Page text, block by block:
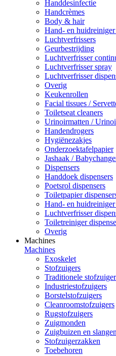
Handdesinfectie
Handcrèmes
Body & hair
Hand- en huidreiniger
Luchtverfrissers
Geurbestrijding
Luchtverfrisser
Luchtverfrisser spray
Luchtverfrisser
Overig
Keukenrollen
Facial tissues /
Toiletseat cleaners
Urinoirmatten /
Handendrogers
Hygiënezakjes
Onderzoektafelpapier
Jashaak /
Dispensers
Handdoek dispensers
Poetsrol dispensers
Toiletpapier
Hand- en huidreiniger
Luchtverfrisser
Toiletreiniger
Overig
Machines
Machines
Exoskelet
Stofzuigers
Traditionele
Industriestofzuigers
Borstelstofzuigers
Cleanroomstofzuigers
Rugstofzuigers
Zuigmonden
Zuigbuizen en slangen
Stofzuigerzakken
Toebehoren